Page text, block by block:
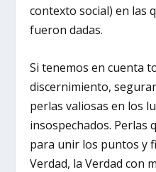
contexto social) en las
fueron dadas.
Si tenemos en cuenta
discernimiento,
perlas valiosas en los
insospechados. Perlas
para unir los puntos y
Verdad, la Verdad con